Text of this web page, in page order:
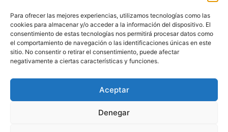
Para ofrecer las mejores experiencias, utilizamos tecnologías como las
cookies para almacenar y/o acceder a la información del dispositivo. El
consentimiento de estas tecnologías nos permitirá procesar datos como
el comportamiento de navegación o las identificaciones únicas en este
sitio. No consentir o retirar el consentimiento, puede afectar
negativamente a ciertas características y funciones.
Aceptar
Denegar
Entérate